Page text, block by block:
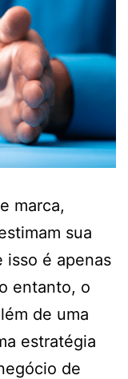
marca,
sua
isso é apenas
entanto, o
de uma
estratégia
de